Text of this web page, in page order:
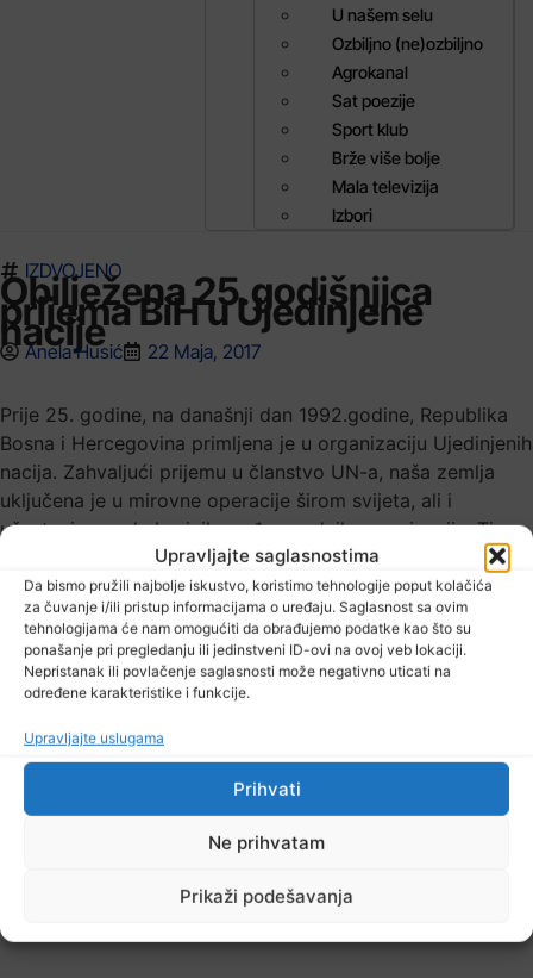
Upravljajte saglasnostima
Da bismo pružili najbolje iskustvo, koristimo tehnologije poput kolačića
za čuvanje i/ili pristup informacijama o uređaju. Saglasnost sa ovim
tehnologijama će nam omogućiti da obrađujemo podatke kao što su
ponašanje pri pregledanju ili jedinstveni ID-ovi na ovoj veb lokaciji.
Nepristanak ili povlačenje saglasnosti može negativno uticati na
određene karakteristike i funkcije.
Upravljajte uslugama
Prihvati
Ne prihvatam
Prikaži podešavanja
U našem selu
Ozbiljno (ne)ozbiljno
Agrokanal
Sat poezije
Sport klub
Brže više bolje
Mala televizija
Izbori
IZDVOJENO
Obilježena 25.godišnjica
prijema BiH u Ujedinjene
nacije
Anela Husić 22 Maja, 2017
Prije 25. godine, na današnji dan 1992.godine, Republika
Bosna i Hercegovina primljena je u organizaciju Ujedinjenih
nacija. Zahvaljući prijemu u članstvo UN-a, naša zemlja
uključena je u mirovne operacije širom svijeta, ali i
učestvuje u radu brojnih međunarodnih organizacija. Tim
povodom, na Pravnom fakultetu UNTZ održana je javna
tribina.
Sagovornik: prof.dr.sc. Amir Karić
Više pogledajte u video prilogu.
Dijeliti